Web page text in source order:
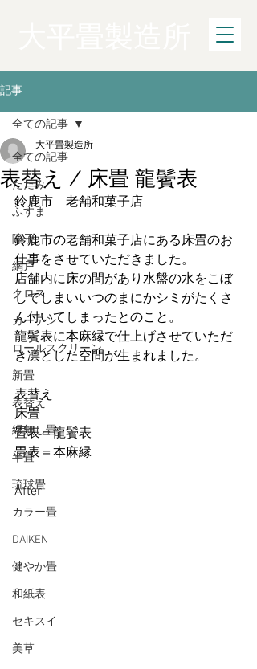
記事
全ての記事
たたみ
ふすま
障子
網戸
クロス
カーテン
ロールスクリーン
新畳
表替え
縁無し畳
半畳
琉球畳
カラー畳
DAIKEN
健やか畳
和紙表
セキスイ
美草
全ての記事
表替え / 床畳 龍鬢表
大平畳製造所
鈴鹿市　老舗和菓子店
鈴鹿市の老舗和菓子店にある床畳のお
仕事をさせていただきました。
店舗内に床の間があり水盤の水をこぼ
してしまいいつのまにかシミがたくさ
ん付いてしまったとのこと。
龍鬢表に本麻縁で仕上げさせていただ
き凛とした空間が生まれました。
表替え
床畳
畳表＝龍鬢表
畳表＝本麻縁
After